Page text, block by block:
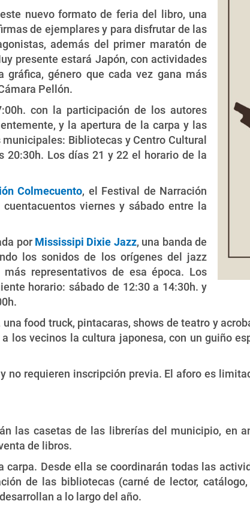
nuevo formato de feria del libro, una
de ejemplares y para disfrutar de las
además del primer maratón de
presente estará Japón, con actividades
género que cada vez gana más
Pellón.
con la participación de los autores
y la apertura de la carpa y las
Bibliotecas y Centro Cultural
20:30h. Los días 21 y 22 el horario de la
Colmecuento, el Festival de Narración
viernes y sábado entre la
por Mississipi Dixie Jazz, una banda de
los sonidos de los orígenes del jazz
representativos de esa época. Los
horario: sábado de 12:30 a 14:30h. y
una food truck, pintacaras, shows de teatro y
los vecinos la cultura japonesa, con un guiño
no requieren inscripción previa. El aforo es
las casetas de las librerías del municipio, en
de libros.
carpa. Desde ella se coordinarán todas las
de las bibliotecas (carné de lector,
a lo largo del año.